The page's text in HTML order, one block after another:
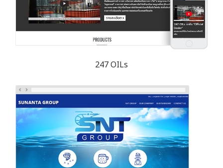
247 OILs